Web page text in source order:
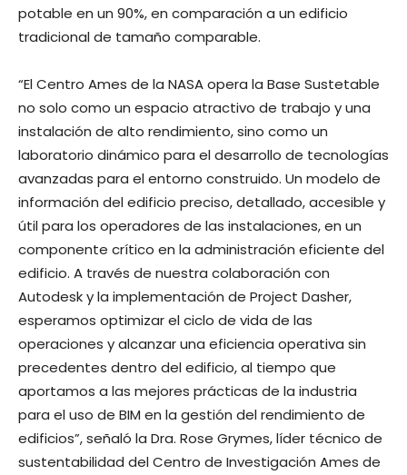
potable en un 90%, en comparación a un edificio
tradicional de tamaño comparable.
“El Centro Ames de la NASA opera la Base Sustetable
no solo como un espacio atractivo de trabajo y una
instalación de alto rendimiento, sino como un
laboratorio dinámico para el desarrollo de tecnologías
avanzadas para el entorno construido. Un modelo de
información del edificio preciso, detallado, accesible y
útil para los operadores de las instalaciones, en un
componente crítico en la administración eficiente del
edificio. A través de nuestra colaboración con
Autodesk y la implementación de Project Dasher,
esperamos optimizar el ciclo de vida de las
operaciones y alcanzar una eficiencia operativa sin
precedentes dentro del edificio, al tiempo que
aportamos a las mejores prácticas de la industria
para el uso de BIM en la gestión del rendimiento de
edificios”, señaló la Dra. Rose Grymes, líder técnico de
sustentabilidad del Centro de Investigación Ames de